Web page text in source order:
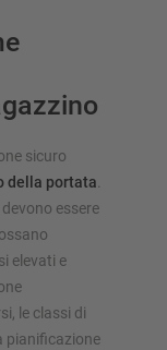
sicuro
della portata.
essere
elevati e
le classi di
pianificazione